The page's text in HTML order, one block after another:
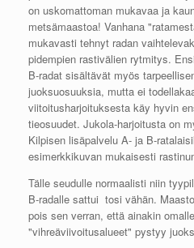
on uskomattoman mukavaa ja
metsämaastoa! Vanhana
mukavasti tehnyt radan
pidempien rastivälien rytmitys.
B-radat sisältävät myös
juoksuosuuksia, mutta ei
viitoitusharjoituksesta käy hyvin
tieosuudet. Jukola-harjoitusta on
Kilpisen lisäpalvelu A- ja B-
esimerkkikuvan mukaisesti
Tälle seudulle normaalisti niin
B-radalle sattui tosi vähän.
pois sen verran, että ainakin
"vihreäviivoitusalueet" pystyy